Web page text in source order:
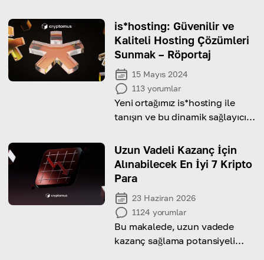
is*hosting: Güvenilir ve
Kaliteli Hosting Çözümleri
Sunmak – Röportaj
15 Mayıs 2024
113 yorumlar
Yeni ortağımız is*hosting ile
tanışın ve bu dinamik sağlayıcı
röportajı okuyun!
Uzun Vadeli Kazanç İçin
Alınabilecek En İyi 7 Kripto
Para
23 Haziran 2026
1124 yorumlar
Bu makalede, uzun vadede
kazanç sağlama potansiyeli